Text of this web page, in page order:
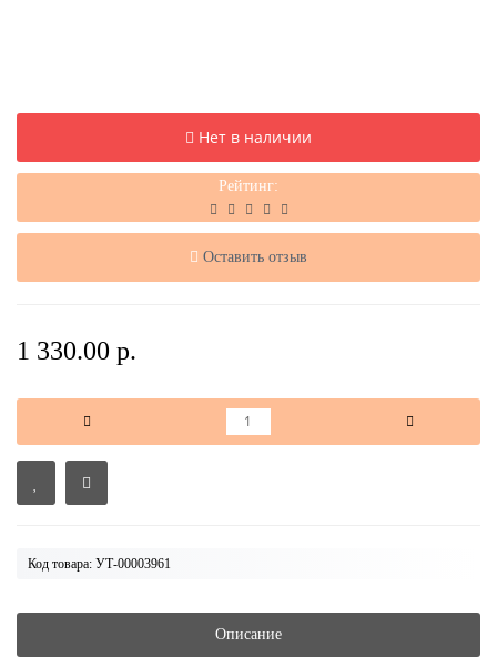
Нет в наличии
Рейтинг:
Оставить отзыв
1 330.00 р.
Код товара: УТ-00003961
Описание